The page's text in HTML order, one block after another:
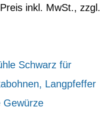
Preis inkl. MwSt., zzgl.